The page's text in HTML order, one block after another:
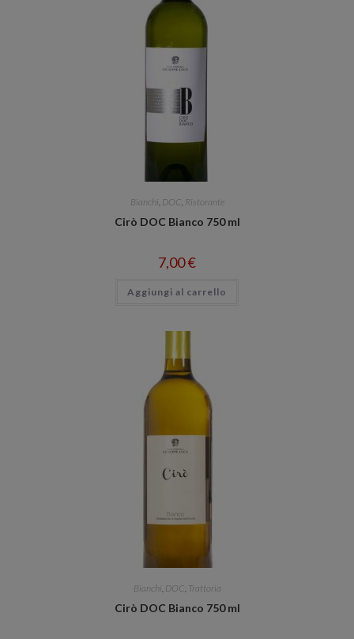
Bianchi DOC Ristorante
Cirò DOC Bianco 750 ml
7,00€
Aggiungi al carrello
Bianchi, DOC, Trattoria
Cirò DOC Bianco 750 ml